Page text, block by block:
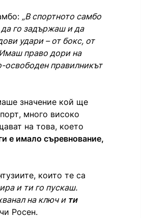
„В спортното самбо
го задържаш и да
удари – от бокс, от
Имаш право дори на
освободен правилникът
значение кой ще
много високо
на това, което
е имало съревнование,
които те са
и ти го пускаш.
на ключ и ти
Росен.